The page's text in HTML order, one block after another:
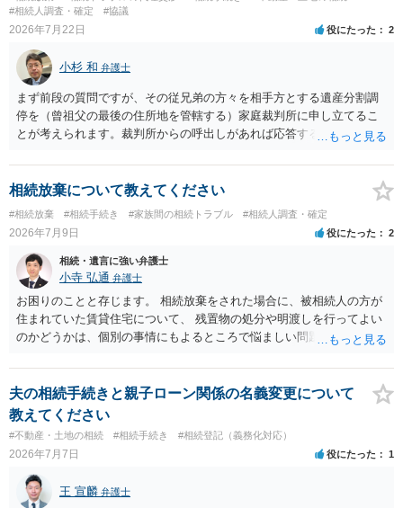
#相続人調査・確定
#協議
2026年7月22日 役にたった 2
小杉 和 弁護士
まず前段の質問ですが、その従兄弟の方々を相手方とする遺産分割調
停を（曾祖父の最後の住所地を管轄する）家庭裁判所に申し立てるこ
とが考えられます。裁判所からの呼出しがあれば応答する可能性がま
能と思われます。時間が思った以上にないので必要書類をてきぱきと
揃える必要があります。その点是非御注意ください。
相続放棄について教えてください
#相続放棄 #相続手続き #家族間の相続トラブル #相続人調査・確定
2026年7月9日 役にたった 2
相続・遺言に強い弁護士
小寺 弘通 弁護士
お困りのことと存じます。 相続放棄をされた場合に、被相続人の方が
住まれていた賃貸住宅について、 残置物の処分や明渡しを行ってよい
のかどうかは、個別の事情にもよるところで悩ましい問題です。 相続
場合、 「相続財産を処分」したと評価され、相続放棄が無効となるリ
スクが一応あるからです。 ただし、実際には、自宅内にめぼしい財産
がなく、滞納賃料が増え続けるのを止めるため、 解約をして鍵を返却
してしまうというケースもそれなりにあります。 また、お母様の通帳
や印鑑などは現に保管されているのであれば、 そのまま保管されてお
いた方が良いかと思います。 相続人全員が相続放棄された場合には、
相続財産清算人が選任される場合があり、 その場合には当該清算人に
引き継いでいただくことになります。 ちなみに前提として、お母様の
夫の相続手続きと親子ローン関係の名義変更について
教えてください
#不動産・土地の相続 #相続手続き #相続登記（義務化対応）
2026年7月7日 役にたった 1
王 宣麟 弁護士